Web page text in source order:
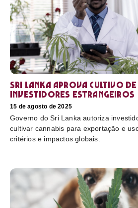
Sri Lanka aprova cultivo
investidores estrangeiros
15 de agosto de 2025
Governo do Sri Lanka autoriza
cultivar cannabis para exportação e
critérios e impactos globais.